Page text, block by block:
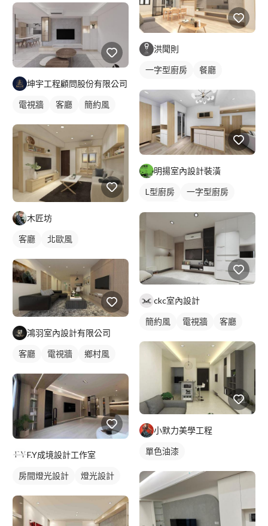
坤宇工程顧問股份有限公司
電視牆 客廳 簡約風
木匠坊
客廳 北歐風
鴻羽室內設計有限公司
客廳 電視牆 鄉村風
F.Y成境設計工作室
房間燈光設計 燈光設計
洪聞則
一字型廚房 餐廳
明揚室內設計裝潢
L型廚房
一字型廚房
ckc室內設計
簡約風 電視牆 客廳
小默力美學工程
單色油漆